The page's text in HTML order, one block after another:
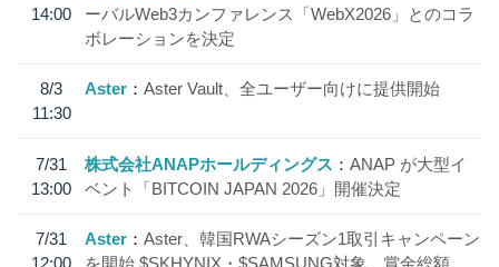
14:00
ーバルWeb3カンファレンス「WebX2026」とのコラ
ボレーションを決定
8/3
11:30
Aster Aster Vault、全ユーザー向けに提供開始
7/31
13:00
株式会社ANAPホールディングス
ANAP が大型イ
ベント「BITCOIN JAPAN 2026」開催決定
7/31
Aster
Aster、韓国RWAシーズン1取引キャンペーン